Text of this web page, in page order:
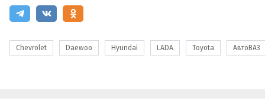
Chevrolet Daewoo Hyundai LADA Toyota АвтоВАЗ